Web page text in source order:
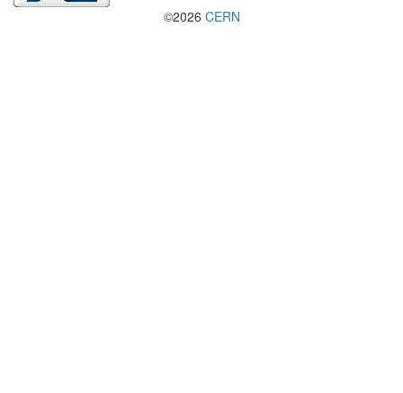
©2026 CERN